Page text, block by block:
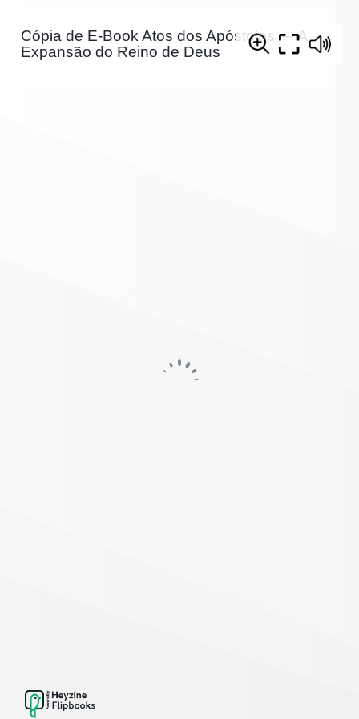
Cópia de E-Book Atos dos Apóstolos — A
Expansão do Reino de Deus